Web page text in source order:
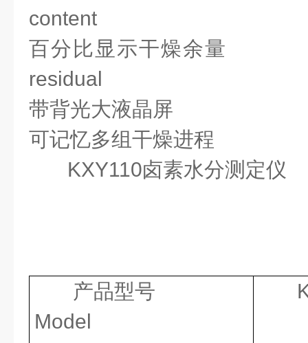
content
百分比显示干燥余量
residual
带背光大液晶屏
可记忆多组干燥进程
KXY110卤素水分测定仪
产品型号
Model